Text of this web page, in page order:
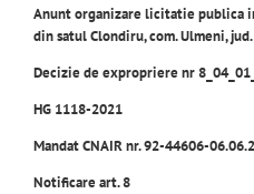
Anunt organizare licitatie publica
din satul Clondiru, com. Ulmeni,
Decizie de expropriere nr
HG 1118-2021
Mandat CNAIR nr. 92-44606-
Notificare art. 8